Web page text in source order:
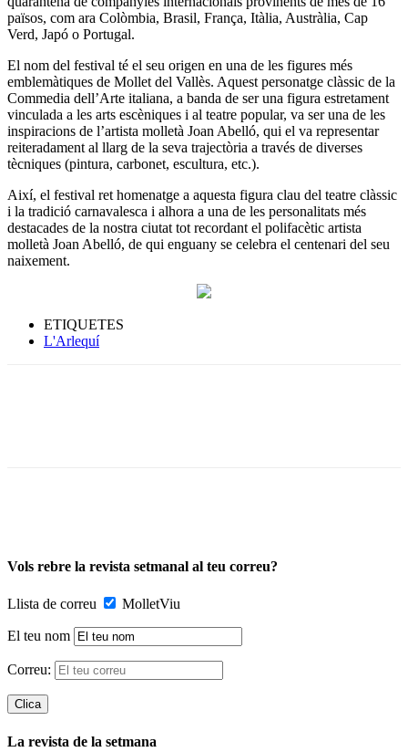
països, com ara Colòmbia, Brasil, França, Itàlia, Austràlia, Cap
Verd, Japó o Portugal.
El nom del festival té el seu origen en una de les figures més
emblemàtiques de Mollet del Vallès. Aquest personatge clàssic de la
Commedia dell’Arte italiana, a banda de ser una figura estretament
vinculada a les arts escèniques i al teatre popular, va ser una de les
inspiracions de l’artista molletà Joan Abelló, qui el va representar
reiteradament al llarg de la seva trajectòria a través de diverses
tècniques (pintura, carbonet, escultura, etc.).
Així, el festival ret homenatge a aquesta figura clau del teatre clàssic
i la tradició carnavalesca i alhora a una de les personalitats més
destacades de la nostra ciutat tot recordant el polifacètic artista
molletà Joan Abelló, de qui enguany se celebra el centenari del seu
naixement.
ETIQUETES
L'Arlequí
Vols rebre la revista setmanal al teu correu?
Llista de correu MolletViu
El teu nom
Correu:
La revista de la setmana